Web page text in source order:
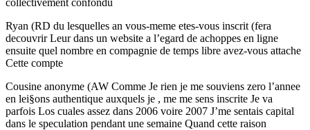
Ryan (RD du lesquelles an vous-meme etes-vous inscrit (fera
decouvrir Leur dans un website a l’egard de achoppes en ligne
ensuite quel nombre en compagnie de temps libre avez-vous attache
Cette compte
Cousine anonyme (AW Comme Je rien je me souviens zero l’annee
en lei§ons authentique auxquels je , me me sens inscrite Je va
parfois Los cuales assez dans 2006 voire 2007 J’me sentais capital
dans le speculation pendant une semaine Quand cette raison